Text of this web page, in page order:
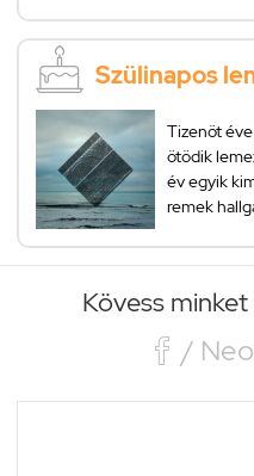
Szülinapos
Tizenöt
ötödik
év egyik
remek
Kövess minket
 /